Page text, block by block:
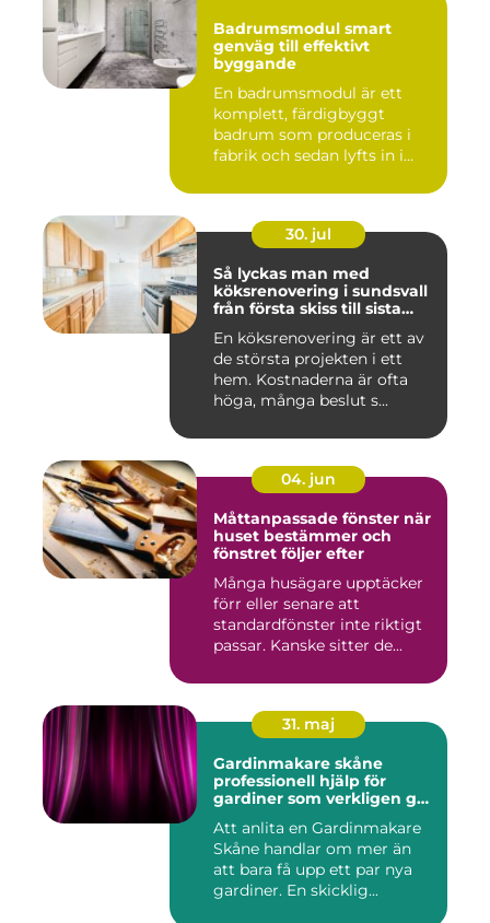
Badrumsmodul smart
genväg till effektivt
byggande
En badrumsmodul är ett
komplett, färdigbyggt
badrum som produceras i
fabrik och sedan lyfts in i
30. jul
Så lyckas man med
köksrenovering i sundsvall
från första skiss till sista
En köksrenovering är ett av
de största projekten i ett
hem. Kostnaderna är ofta
höga, många beslut s...
04. jun
Måttanpassade fönster när
huset bestämmer och
fönstret följer efter
Många husägare upptäcker
förr eller senare att
standardfönster inte riktigt
passar. Kanske sitter de...
31. maj
Gardinmakare skåne
professionell hjälp för
gardiner som verkligen gör
Att anlita en Gardinmakare
Skåne handlar om mer än
att bara få upp ett par nya
gardiner. En skicklig...